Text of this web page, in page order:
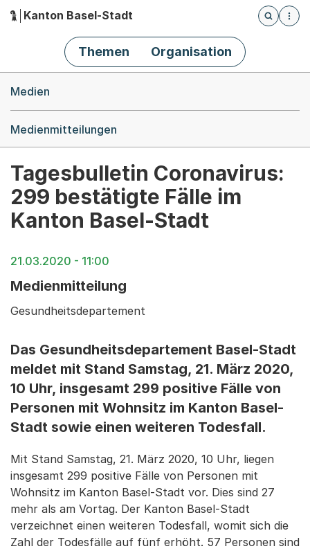
Hauptnavigation
Kanton Basel-Stadt
Öffnet
Themen Organisation
Medien
Medienmitteilungen
Tagesbulletin Coronavirus:
299 bestätigte Fälle im
Kanton Basel-Stadt
21.03.2020 - 11:00
Medienmitteilung
Gesundheitsdepartement
Das Gesundheitsdepartement Basel-Stadt
meldet mit Stand Samstag, 21. März 2020,
10 Uhr, insgesamt 299 positive Fälle von
Personen mit Wohnsitz im Kanton Basel-
Stadt sowie einen weiteren Todesfall.
Mit Stand Samstag, 21. März 2020, 10 Uhr, liegen
insgesamt 299 positive Fälle von Personen mit
Wohnsitz im Kanton Basel-Stadt vor. Dies sind 27
mehr als am Vortag. Der Kanton Basel-Stadt
verzeichnet einen weiteren Todesfall, womit sich die
Zahl der Todesfälle auf fünf erhöht. 57 Personen sind